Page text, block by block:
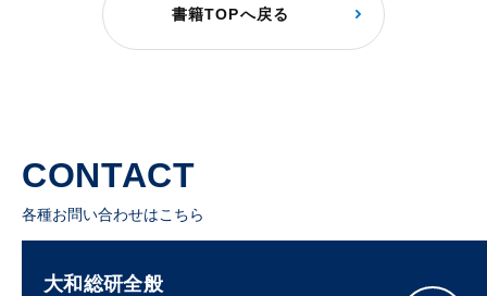
書籍TOPへ戻る
CONTACT
各種お問い合わせはこちら
大和総研全般